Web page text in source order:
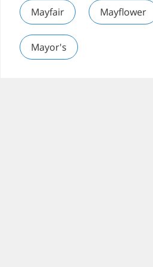
Mayfair Mayflower
Mayor's